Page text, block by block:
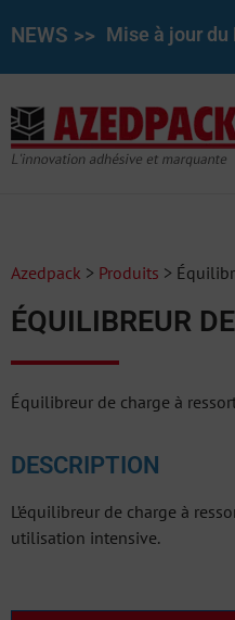
NEWS >>
Azedpack > Produits >
ÉQUILIBREUR
Équilibreur de charge à
DESCRIPTION
L’équilibreur de charge à
utilisation intensive.